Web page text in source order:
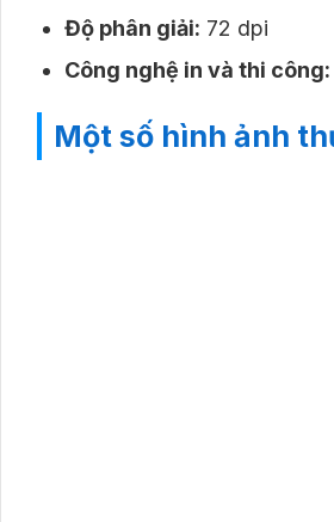
Độ phân giải: 72 dpi
Công nghệ in và thi công:
Một số hình ảnh